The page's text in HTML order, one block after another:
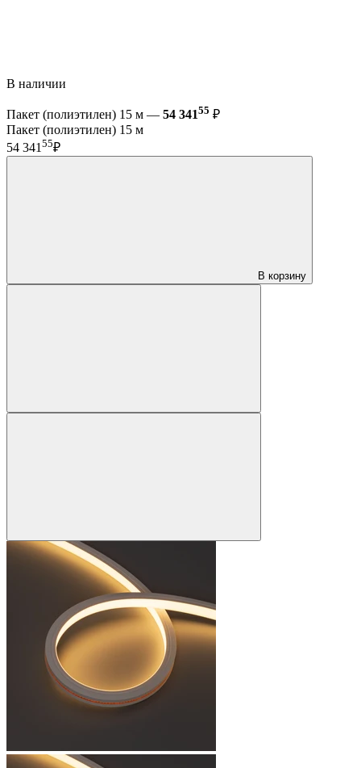
В наличии
Пакет (полиэтилен) 15 м — 54 34155 ₽
Пакет (полиэтилен) 15 м
54 34155₽
В корзину